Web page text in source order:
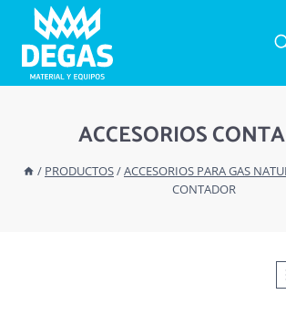
Saltar
contenido
ACCESORIOS
/ PRODUCTOS/ACCESORIOS PARA GAS
CONTADOR